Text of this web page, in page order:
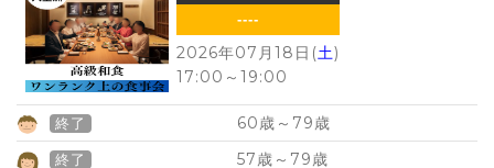
----
2026年07月18日(土)
17:00 ～ 19:00
終了 60歳～ 79歳
終了 57歳～ 79歳